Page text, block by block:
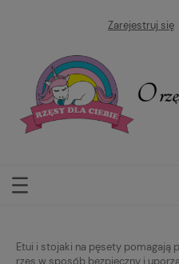
Zarejestruj się
Etui i stojaki na pęsety pomagają
rzęs w sposób bezpieczny i